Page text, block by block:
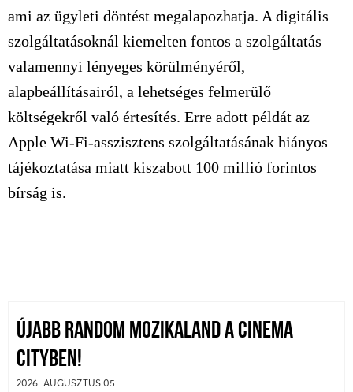
ami az ügyleti döntést megalapozhatja. A digitális
szolgáltatásoknál kiemelten fontos a szolgáltatás
valamennyi lényeges körülményéről,
alapbeállításairól, a lehetséges felmerülő
költségekről való értesítés. Erre adott példát az
Apple Wi-Fi-asszisztens szolgáltatásának hiányos
tájékoztatása miatt kiszabott 100 millió forintos
bírság is.
ÚJABB RANDOM MOZIKALAND A CINEMA
CITYBEN!
2026. AUGUSZTUS 05.